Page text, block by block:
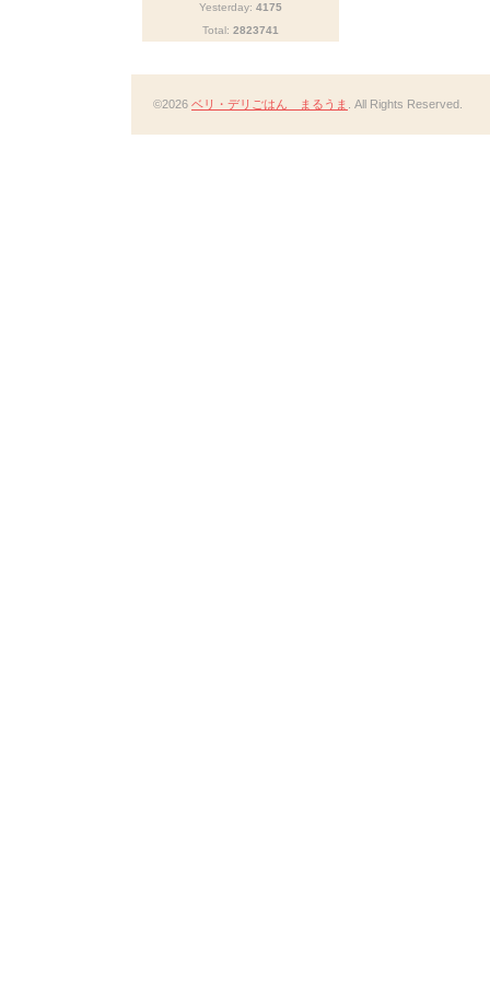
Yesterday: 4175
Total: 2823741
©2026 ベリ・デリごはん まるうま . All Rights Reserved.